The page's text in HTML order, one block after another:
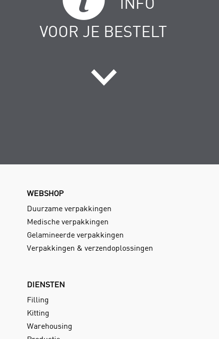
VOOR JE BESTELT
WEBSHOP
Duurzame verpakkingen
Medische verpakkingen
Gelamineerde verpakkingen
Verpakkingen & verzendoplossingen
DIENSTEN
Filling
Kitting
Warehousing